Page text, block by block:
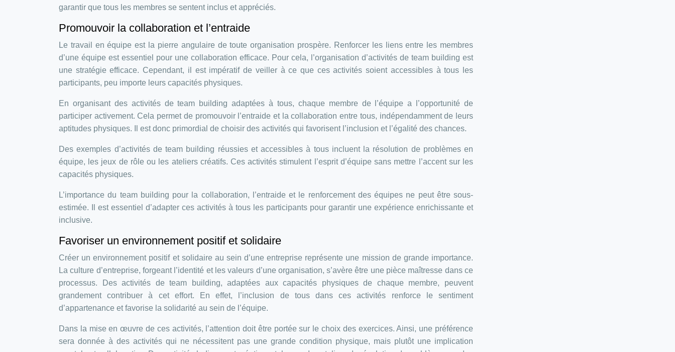
garantir que tous les membres se sentent inclus et appréciés.
Promouvoir la collaboration et l’entraide
Le travail en équipe est la pierre angulaire de toute organisation prospère. Renforcer les liens entre les membres
d’une équipe est essentiel pour une collaboration efficace. Pour cela, l’organisation d’activités de team building est
une stratégie efficace. Cependant, il est impératif de veiller à ce que ces activités soient accessibles à tous les
participants, peu importe leurs capacités physiques.
En organisant des activités de team building adaptées à tous, chaque membre de l’équipe a l’opportunité de
participer activement. Cela permet de promouvoir l’entraide et la collaboration entre tous, indépendamment de leurs
aptitudes physiques. Il est donc primordial de choisir des activités qui favorisent l’inclusion et l’égalité des chances.
Des exemples d’activités de team building réussies et accessibles à tous incluent la résolution de problèmes en
équipe, les jeux de rôle ou les ateliers créatifs. Ces activités stimulent l’esprit d’équipe sans mettre l’accent sur les
capacités physiques.
L’importance du team building pour la collaboration, l’entraide et le renforcement des équipes ne peut être sous-
estimée. Il est essentiel d’adapter ces activités à tous les participants pour garantir une expérience enrichissante et
inclusive.
Favoriser un environnement positif et solidaire
Créer un environnement positif et solidaire au sein d’une entreprise représente une mission de grande importance.
La culture d’entreprise, forgeant l’identité et les valeurs d’une organisation, s’avère être une pièce maîtresse dans ce
processus. Des activités de team building, adaptées aux capacités physiques de chaque membre, peuvent
grandement contribuer à cet effort. En effet, l’inclusion de tous dans ces activités renforce le sentiment
d’appartenance et favorise la solidarité au sein de l’équipe.
Dans la mise en œuvre de ces activités, l’attention doit être portée sur le choix des exercices. Ainsi, une préférence
sera donnée à des activités qui ne nécessitent pas une grande condition physique, mais plutôt une implication